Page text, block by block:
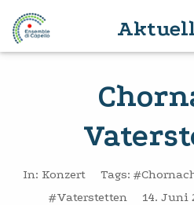
In: Konzert Tags:
#Vaterstetten
14. Juni